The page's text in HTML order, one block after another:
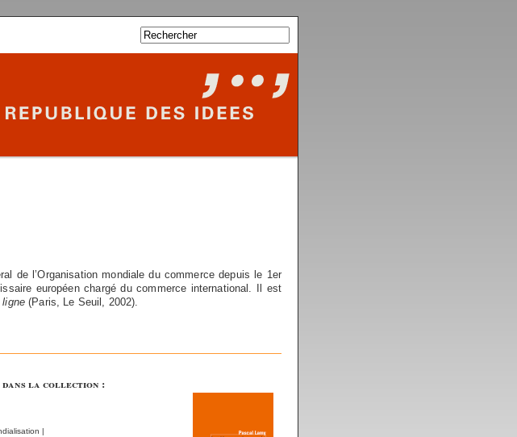
de l’Organisation mondiale du commerce depuis le 1er
européen chargé du commerce international. Il est
ligne (Paris, Le Seuil, 2002).
dans la collection :
|